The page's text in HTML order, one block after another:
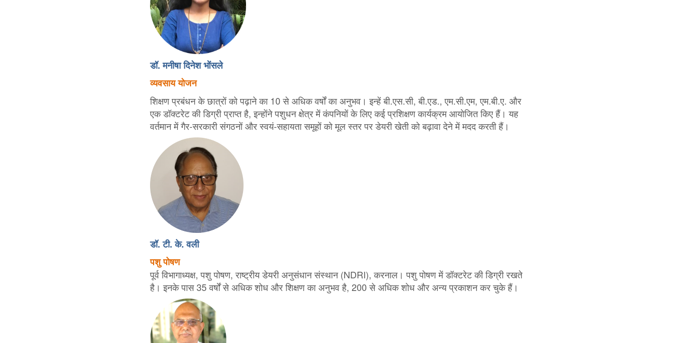
डॉ. मनीषा दिनेश भोंसले
व्यवसाय योजन
शिक्षण प्रबंधन के छात्रों को पढ़ाने का 10 से अधिक वर्षों का अनुभव। इन्हें बी.एस.सी, बी.एड., एम.सी.एम, एम.बी.ए. और
एक डॉक्टरेट की डिग्री प्राप्त है, इन्होंने पशुधन क्षेत्र में कंपनियों के लिए कई प्रशिक्षण कार्यक्रम आयोजित किए हैं। यह
वर्तमान में गैर-सरकारी संगठनों और स्वयं-सहायता समूहों को मूल स्तर पर डेयरी खेती को बढ़ावा देने में मदद करती हैं।
डॉ. टी. के. वली
पशु पोषण
पूर्व विभागाध्यक्ष, पशु पोषण, राष्ट्रीय डेयरी अनुसंधान संस्थान (NDRI), करनाल। पशु पोषण में डॉक्टरेट की डिग्री रखते
है। इनके पास 35 वर्षों से अधिक शोध और शिक्षण का अनुभव है, 200 से अधिक शोध और अन्य प्रकाशन कर चुके हैं।